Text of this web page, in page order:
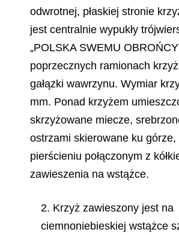
odwrotnej, płaskiej stronie
jest centralnie wypukły
„POLSKA SWEMU
poprzecznych ramionach
gałązki wawrzynu. Wymiar
mm. Ponad krzyżem
skrzyżowane miecze,
ostrzami skierowane ku
pierścieniu połączonym z
zawieszenia na wstążce.
2. Krzyż zawieszony jest na
ciemnoniebieskiej wstążce